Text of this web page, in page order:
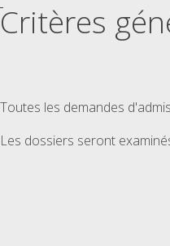
Critères
Toutes les demandes
Les dossiers seront